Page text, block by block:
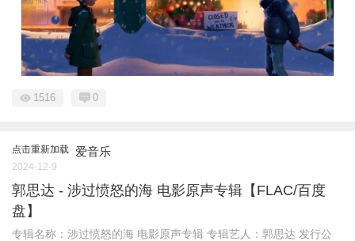
1516 0
点击重新加载 爱音乐
2024-12-9
郭思达 - 涉过愤怒的海 电影原声专辑【FLAC/百度
盘】
专辑名称：涉过愤怒的海 电影原声专辑 专辑艺人：郭思达 发行公